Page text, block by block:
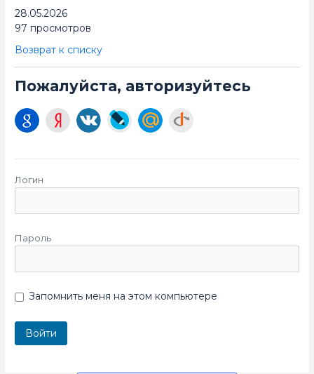
28.05.2026
97 просмотров
Возврат к списку
Пожалуйста, авторизуйтесь
Логин
Пароль
Запомнить меня на этом компьютере